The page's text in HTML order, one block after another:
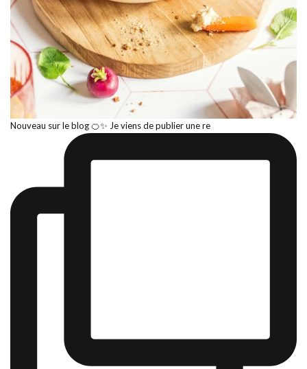
Nouveau sur le blog 🍊✨ Je viens de publier une re